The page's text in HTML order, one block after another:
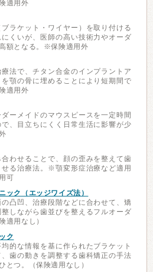
適用外
ラケット・ワイヤー）を取り付ける
くいが、医師の高い技術力やオーダ
額となる。※保険適用外
法で、チタン合金のインプラントア
顎の骨に埋めることにより短期間で
適用外
ーメイドのマウスピースを一定時間
、目立ちにくく日常生活に影響が少
わせることで、顔の歪みを整えて歯
る治療法。※顎変形症治療など適用
可
ック（エッジワイズ法）
凸凹、治療段階などに合わせて、矯
しながら歯並びを整えるフルオーダ
適用なし）
ク
的な情報を基に作られたブラケット
歯の動きを調整する歯科矯正の手法
とつ。（保険適用なし）